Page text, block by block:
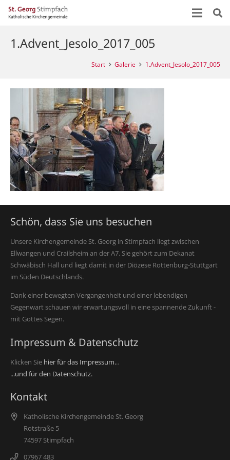
1.Advent_Jesolo_2017_005
Start Galerie 1.Advent_Jesolo_2017_005
Schön, dass Sie uns besuchen
Unsere Kirchengemeinde St. Georg in Stimpfach liegt zwischen
Ellwangen und Crailsheim an der A7. Sie gehört zum Dekanat
Schwäbisch Hall und liegt damit in der Diözese Rottenburg-Stuttgart
im Süden Deutschlands.
Dank einer bewegten Vergangenheit und einer lebendigen
Gegenwart schauen wir erwartungsvoll in eine spannende Zukunft -
mit Gottes Segen.
Impressum & Datenschutz
Klicken Sie hier für das Impressum...
...und für den Datenschutz.
Kontakt
Katholische Kirchengemeinde St. Georg
Rotstraße 5
74597 Stimpfach
07967 483